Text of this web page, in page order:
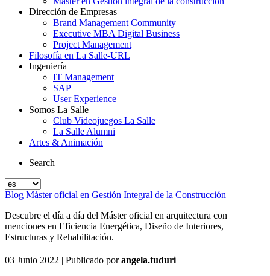
Dirección de Empresas
Brand Management Community
Executive MBA Digital Business
Project Management
Filosofía en La Salle-URL
Ingeniería
IT Management
SAP
User Experience
Somos La Salle
Club Videojuegos La Salle
La Salle Alumni
Artes & Animación
Search
Blog Máster oficial en Gestión Integral de la Construcción
Descubre el día a día del Máster oficial en arquitectura con
menciones en Eficiencia Energética, Diseño de Interiores,
Estructuras y Rehabilitación.
03 Junio 2022 | Publicado porangela.tuduri